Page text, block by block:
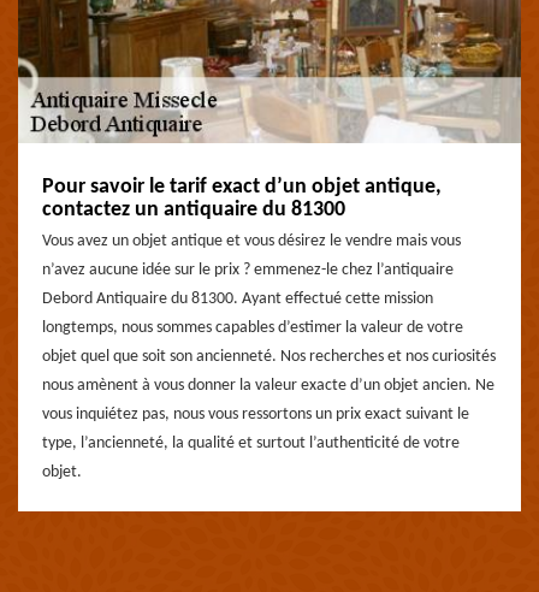
Pour savoir le tarif exact d’un objet antique,
contactez un antiquaire du 81300
Vous avez un objet antique et vous désirez le vendre mais vous
n’avez aucune idée sur le prix ? emmenez-le chez l’antiquaire
Debord Antiquaire du 81300. Ayant effectué cette mission
longtemps, nous sommes capables d’estimer la valeur de votre
objet quel que soit son ancienneté. Nos recherches et nos curiosités
nous amènent à vous donner la valeur exacte d’un objet ancien. Ne
vous inquiétez pas, nous vous ressortons un prix exact suivant le
type, l’ancienneté, la qualité et surtout l’authenticité de votre
objet.